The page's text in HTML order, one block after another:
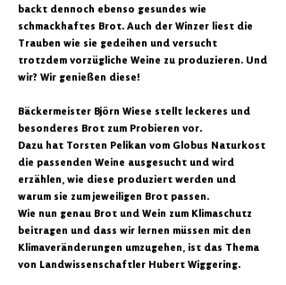
backt dennoch ebenso gesundes wie
schmackhaftes Brot. Auch der Winzer liest die
Trauben wie sie gedeihen und versucht
trotzdem vorzügliche Weine zu produzieren. Und
wir? Wir genießen diese!
Bäckermeister Björn Wiese stellt leckeres und
besonderes Brot zum Probieren vor.
Dazu hat Torsten Pelikan vom Globus Naturkost
die passenden Weine ausgesucht und wird
erzählen, wie diese produziert werden und
warum sie zum jeweiligen Brot passen.
Wie nun genau Brot und Wein zum Klimaschutz
beitragen und dass wir lernen müssen mit den
Klimaveränderungen umzugehen, ist das Thema